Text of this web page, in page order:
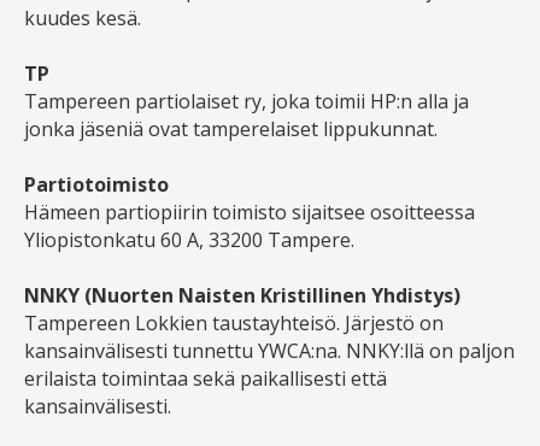
kuudes kesä.
TP
Tampereen partiolaiset ry, joka toimii HP:n alla ja
jonka jäseniä ovat tamperelaiset lippukunnat.
Partiotoimisto
Hämeen partiopiirin toimisto sijaitsee osoitteessa
Yliopistonkatu 60 A, 33200 Tampere.
NNKY (Nuorten Naisten Kristillinen Yhdistys)
Tampereen Lokkien taustayhteisö. Järjestö on
kansainvälisesti tunnettu YWCA:na. NNKY:llä on paljon
erilaista toimintaa sekä paikallisesti että
kansainvälisesti.